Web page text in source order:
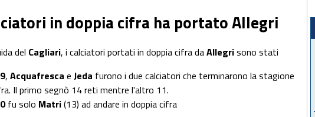
in doppia cifra ha portato Allegri
del Cagliari, i calciatori portati in doppia cifra daAllegrisono stati
, Acquafresca e Jeda furono i due calciatori che terminarono la stagione
Il primo segnò 14 reti mentre l'altro 11.
fu solo Matri(13) ad andare in doppia cifra